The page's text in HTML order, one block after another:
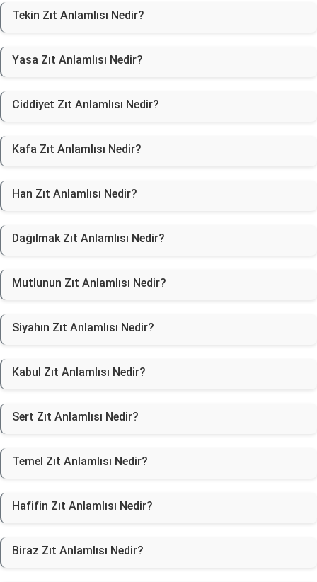
Tekin Zıt Anlamlısı Nedir?
Yasa Zıt Anlamlısı Nedir?
Ciddiyet Zıt Anlamlısı Nedir?
Kafa Zıt Anlamlısı Nedir?
Han Zıt Anlamlısı Nedir?
Dağılmak Zıt Anlamlısı Nedir?
Mutlunun Zıt Anlamlısı Nedir?
Siyahın Zıt Anlamlısı Nedir?
Kabul Zıt Anlamlısı Nedir?
Sert Zıt Anlamlısı Nedir?
Temel Zıt Anlamlısı Nedir?
Hafifin Zıt Anlamlısı Nedir?
Biraz Zıt Anlamlısı Nedir?